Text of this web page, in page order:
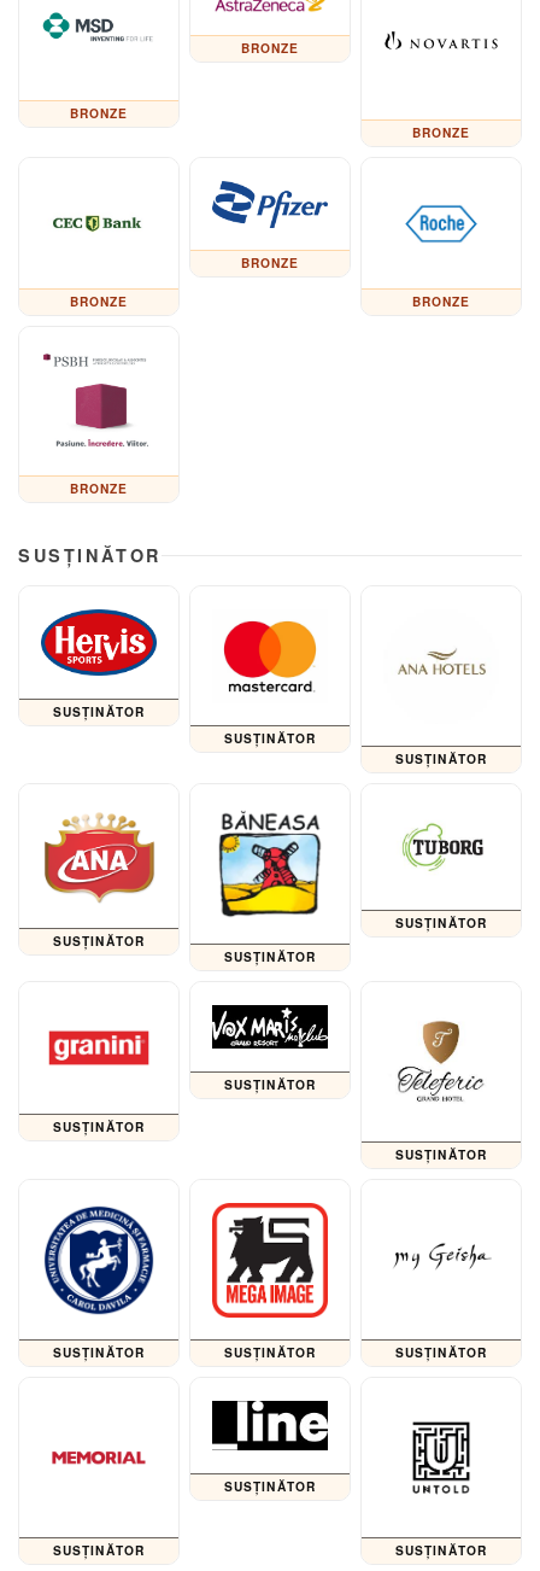
BRONZE
BRONZE
BRONZE
BRONZE
BRONZE
BRONZE
BRONZE
SUSȚINĂTOR
SUSȚINĂTOR
SUSȚINĂTOR
SUSȚINĂTOR
SUSȚINĂTOR
SUSȚINĂTOR
SUSȚINĂTOR
SUSȚINĂTOR
SUSȚINĂTOR
SUSȚINĂTOR
SUSȚINĂTOR SUSȚINĂTOR SUSȚINĂTOR
SUSȚINĂTOR
SUSȚINĂTOR
SUSȚINĂTOR